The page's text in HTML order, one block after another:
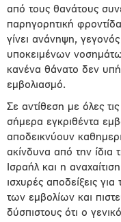
από τους θανάτους
παρηγορητική
γίνει ανάνηψη,
υποκειμένων
κανένα θάνατο δεν
εμβολιασμό.
Σε αντίθεση με όλες
σήμερα εγκριθέντα
αποδεικνύουν
ακίνδυνα από την ίδια
Ισραήλ και η
ισχυρές αποδείξεις
των εμβολίων και
δύσπιστους ότι ο